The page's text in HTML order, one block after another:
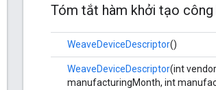
Tóm tắt hàm khởi tạo công
WeaveDeviceDescriptor()
WeaveDeviceDescriptor(int
manufacturingMonth, int